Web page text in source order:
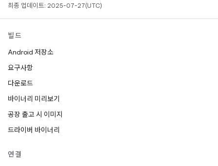
최종 업데이트: 2025-07-27(UTC)
빌드
Android 저장소
요구사항
다운로드
바이너리 미리보기
공장 출고 시 이미지
드라이버 바이너리
연결